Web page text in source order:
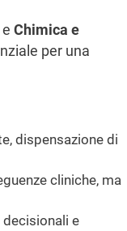
e Chimica e
per una
dispensazione di
cliniche, ma
e